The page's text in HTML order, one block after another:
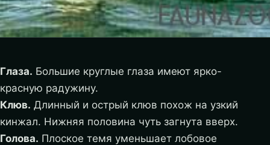
Глаза. Большие круглые глаза имеют ярко-
красную радужину.
Клюв. Длинный и острый клюв похож на узкий
кинжал. Нижняя половина чуть загнута вверх.
Голова. Плоское темя уменьшает лобовое